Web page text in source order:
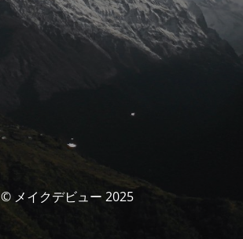
© メイクデビュー 2025